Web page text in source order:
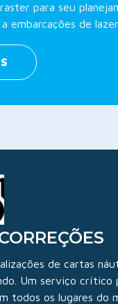
para seu
embarcações de lazer
de cartas
Um serviço crítico
todos os lugares do